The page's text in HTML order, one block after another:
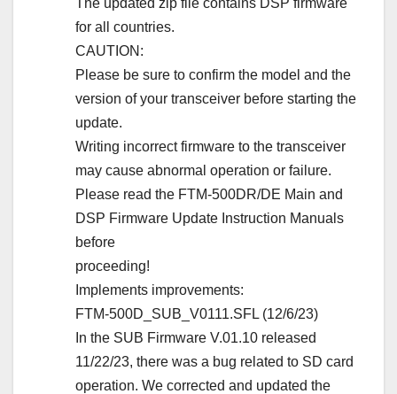
The updated zip file contains DSP firmware
for all countries.
CAUTION:
Please be sure to confirm the model and the
version of your transceiver before starting the
update.
Writing incorrect firmware to the transceiver
may cause abnormal operation or failure.
Please read the FTM-500DR/DE Main and
DSP Firmware Update Instruction Manuals
before
proceeding!
Implements improvements:
FTM-500D_SUB_V0111.SFL (12/6/23)
In the SUB Firmware V.01.10 released
11/22/23, there was a bug related to SD card
operation. We corrected and updated the